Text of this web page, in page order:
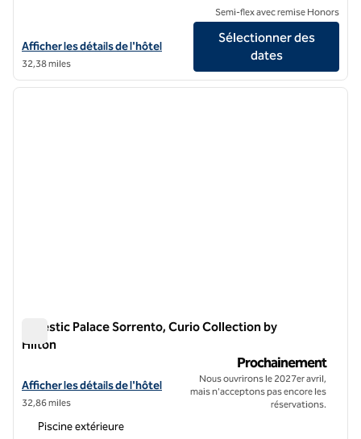
Afficher les détails de l'hôtel pour le Palazzo Caracciolo Naples
Afficher les détails de l'hôtel
32,38 miles
Semi-flex avec remise Honors
Sélectionner des
dates
1/12
1 sur 12
Majestic Palace Sorrento, Curio Collection by
Hilton
Majestic Palace Sorrento, Curio Collection by Hilton
Afficher les détails de l'hôtel pour le Majestic Palace Sorrento, Curio
Afficher les détails de l'hôtel
32,86 miles
Prochainement
Nous ouvrirons le 2027er avril,
mais n'acceptons pas encore les
réservations.
Piscine extérieure